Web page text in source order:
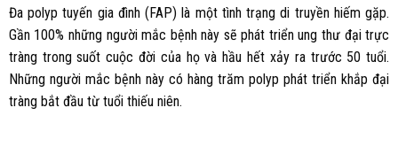
Đa polyp tuyến gia đình (FAP) là một tình trạng di truyền hiếm gặp.
Gần 100% những người mắc bệnh này sẽ phát triển ung thư đại trực
tràng trong suốt cuộc đời của họ và hầu hết xảy ra trước 50 tuổi.
Những người mắc bệnh này có hàng trăm polyp phát triển khắp đại
tràng bắt đầu từ tuổi thiếu niên.